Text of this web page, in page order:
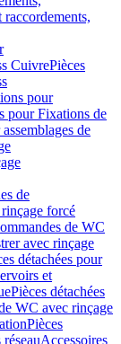
raccordements,
CuivrePièces
pour
pour Fixations de
de
de
forcé
de WC
avec rinçage
détachées pour
et
Pièces détachées
WC avec rinçage
Pièces
Accessoires